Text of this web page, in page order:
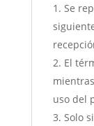
Se
El
uso del
Solo